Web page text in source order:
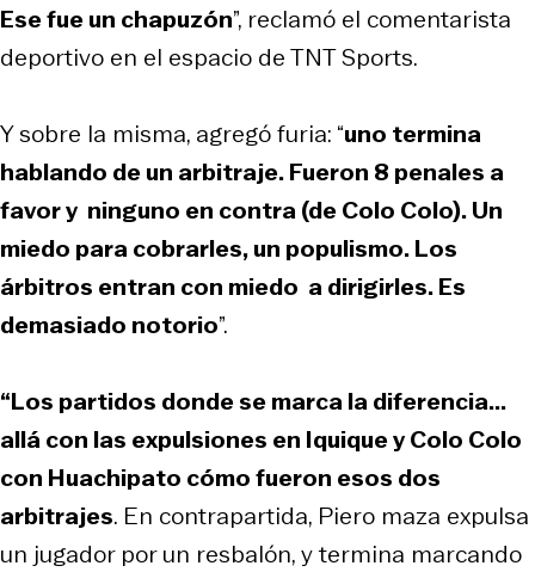
Ese fue un chapuzón”, reclamó el comentarista
deportivo en el espacio de TNT Sports.
Y sobre la misma, agregó furia: “uno termina
hablando de un arbitraje. Fueron 8 penales a
favor y ninguno en contra (de Colo Colo). Un
miedo para cobrarles, un populismo. Los
árbitros entran con miedo a dirigirles. Es
demasiado notorio”.
“Los partidos donde se marca la diferencia...
allá con las expulsiones en Iquique y Colo Colo
con Huachipato cómo fueron esos dos
arbitrajes. En contrapartida, Piero maza expulsa
un jugador por un resbalón, y termina marcando